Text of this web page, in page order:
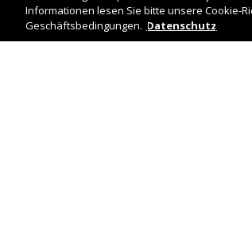
Informationen lesen Sie bitte unsere Cookie-
Geschäftsbedingungen. Datenschutz